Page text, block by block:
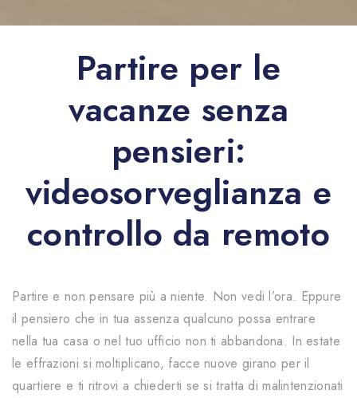
Partire per le
vacanze senza
pensieri:
videosorveglianza e
controllo da remoto
|controllo;campo05;|
Partire e non pensare più a niente. Non vedi l’ora. Eppure
il pensiero che in tua assenza qualcuno possa entrare
nella tua casa o nel tuo ufficio non ti abbandona. In estate
le effrazioni si moltiplicano, facce nuove girano per il
quartiere e ti ritrovi a chiederti se si tratta di malintenzionati